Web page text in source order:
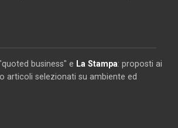
business" e La Stampa: proposti ai
articoli selezionati su ambiente ed